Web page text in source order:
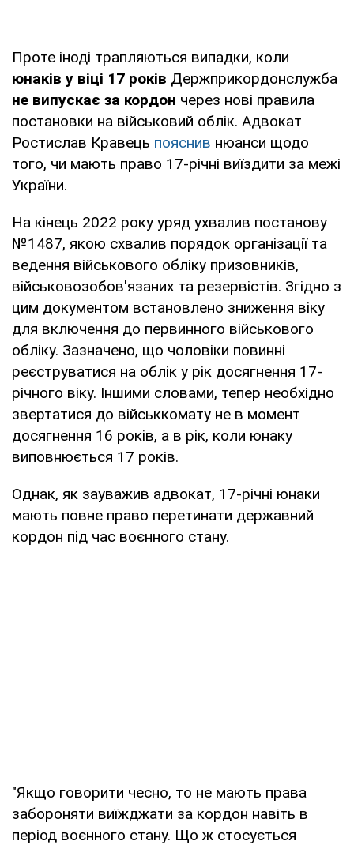
Проте іноді трапляються випадки, коли
юнаків у віці 17 років Держприкордонслужба
не випускає за кордон через нові правила
постановки на військовий облік. Адвокат
Ростислав Кравець пояснив нюанси щодо
того, чи мають право 17-річні виїздити за межі
України.
На кінець 2022 року уряд ухвалив постанову
№1487, якою схвалив порядок організації та
ведення військового обліку призовників,
військовозобов'язаних та резервістів. Згідно з
цим документом встановлено зниження віку
для включення до первинного військового
обліку. Зазначено, що чоловіки повинні
реєструватися на облік у рік досягнення 17-
річного віку. Іншими словами, тепер необхідно
звертатися до військкомату не в момент
досягнення 16 років, а в рік, коли юнаку
виповнюється 17 років.
Однак, як зауважив адвокат, 17-річні юнаки
мають повне право перетинати державний
кордон під час воєнного стану.
"Якщо говорити чесно, то не мають права
забороняти виїжджати за кордон навіть в
період воєнного стану. Що ж стосується